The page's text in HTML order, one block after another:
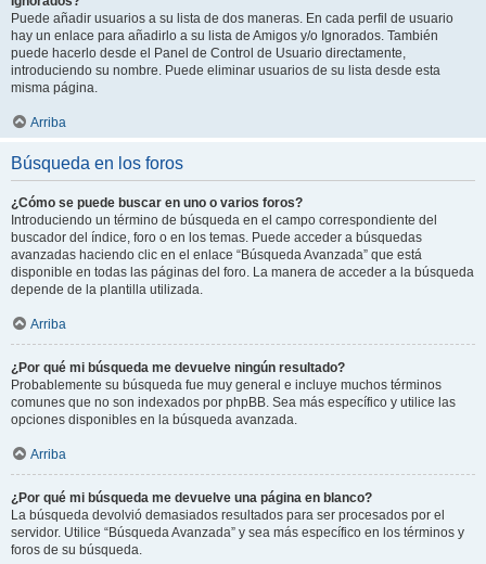
Puede añadir usuarios a su lista de dos maneras. En cada perfil de usuario
hay un enlace para añadirlo a su lista de Amigos y/o Ignorados. También
puede hacerlo desde el Panel de Control de Usuario directamente,
introduciendo su nombre. Puede eliminar usuarios de su lista desde esta
misma página.
Arriba
Búsqueda en los foros
¿Cómo se puede buscar en uno o varios foros?
Introduciendo un término de búsqueda en el campo correspondiente del
buscador del índice, foro o en los temas. Puede acceder a búsquedas
avanzadas haciendo clic en el enlace “Búsqueda Avanzada” que está
disponible en todas las páginas del foro. La manera de acceder a la búsqueda
depende de la plantilla utilizada.
Arriba
¿Por qué mi búsqueda me devuelve ningún resultado?
Probablemente su búsqueda fue muy general e incluye muchos términos
comunes que no son indexados por phpBB. Sea más específico y utilice las
opciones disponibles en la búsqueda avanzada.
Arriba
¿Por qué mi búsqueda me devuelve una página en blanco?
La búsqueda devolvió demasiados resultados para ser procesados por el
servidor. Utilice “Búsqueda Avanzada” y sea más específico en los términos y
foros de su búsqueda.